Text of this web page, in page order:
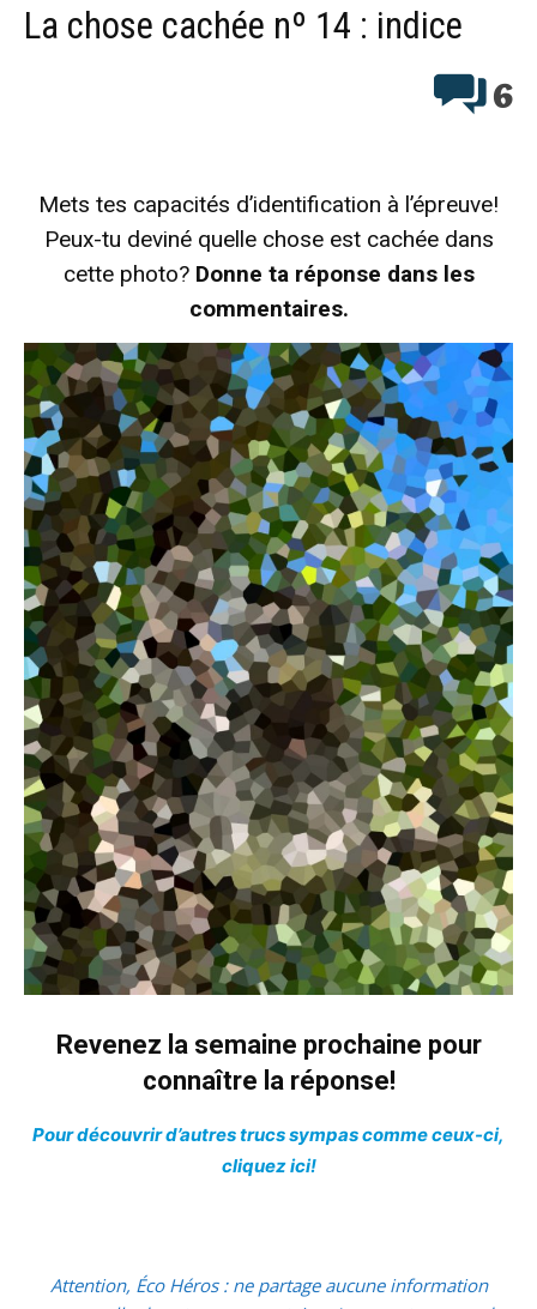
La chose cachée nº 14 : indice
6
Mets tes capacités d’identification à l’épreuve!
Peux-tu deviné quelle chose est cachée dans
cette photo? Donne ta réponse dans les
commentaires.
Revenez la semaine prochaine pour
connaître la réponse!
Pour découvrir d’autres trucs sympas comme ceux-ci,
cliquez ici!
Attention, Éco Héros : ne partage aucune information